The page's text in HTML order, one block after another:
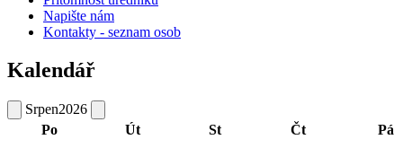
Napište nám
Kontakty - seznam osob
Kalendář
Srpen2026
Po
Út St Čt Pá